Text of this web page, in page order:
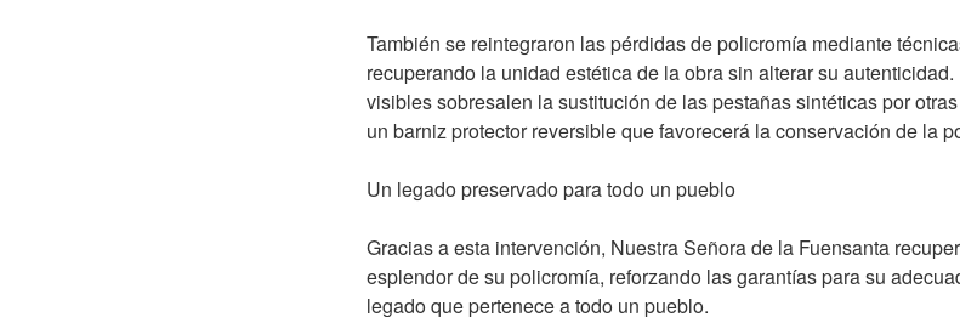
También se reintegraron las pérdidas de policromía mediante
recuperando la unidad estética de la obra sin alterar su
visibles sobresalen la sustitución de las pestañas sintéticas por
un barniz protector reversible que favorecerá la conservación de la
Un legado preservado para todo un pueblo
Gracias a esta intervención, Nuestra Señora de la Fuensanta
esplendor de su policromía, reforzando las garantías para su
legado que pertenece a todo un pueblo.